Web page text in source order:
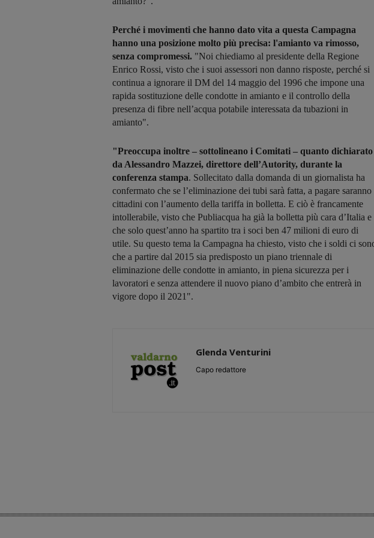
Perché i movimenti che hanno dato vita a questa Campagna
hanno una posizione molto più precisa: l'amianto va rimosso,
senza compromessi. "Noi chiediamo al presidente della Regione
Enrico Rossi, visto che i suoi assessori non danno risposte, perché si
continua a ignorare il DM del 14 maggio del 1996 che impone una
rapida sostituzione delle condotte in amianto e il controllo della
presenza di fibre nell’acqua potabile interessata da tubazioni in
amianto".
"Preoccupa inoltre – sottolineano i Comitati – quanto dichiarato
da Alessandro Mazzei, direttore dell’Autority, durante la
conferenza stampa. Sollecitato dalla domanda di un giornalista ha
confermato che se l’eliminazione dei tubi sarà fatta, a pagare saranno
cittadini con l’aumento della tariffa in bolletta. E ciò è francamente
intollerabile, visto che Publiacqua ha già la bolletta più cara d’Italia e
che solo quest’anno ha spartito tra i soci ben 47 milioni di euro di
utile. Su questo tema la Campagna ha chiesto, visto che i soldi ci
che a partire dal 2015 sia predisposto un piano triennale di
eliminazione delle condotte in amianto, in piena sicurezza per i
lavoratori e senza attendere il nuovo piano d’ambito che entrerà in
vigore dopo il 2021".
Glenda Venturini
Capo redattore